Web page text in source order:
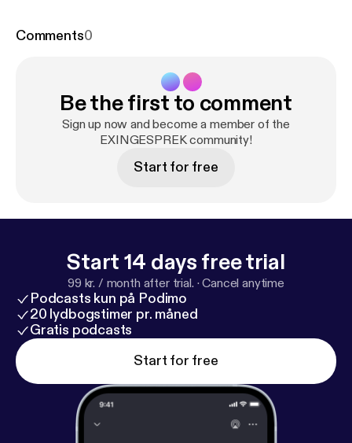
Comments0
Be the first to comment
Sign up now and become a member of the
EXINGESPREK community!
Start for free
Start 14 days free trial
99 kr. / month after trial. ·Cancel anytime
Podcasts kun på Podimo
20 lydbogstimer pr. måned
Gratis podcasts
Start for free